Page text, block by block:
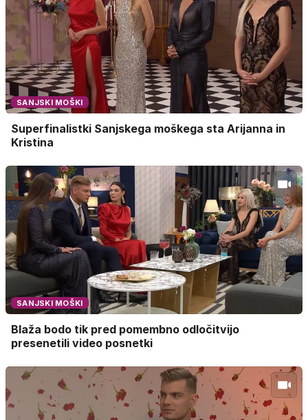
SANJSKI MOŠKI
Superfinalistki Sanjskega moškega sta Arijanna in
Kristina
SANJSKI MOŠKI
Blaža bodo tik pred pomembno odločitvijo
presenetili video posnetki